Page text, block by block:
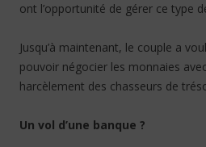
ont l’opportunité de gérer ce type
Jusqu’à maintenant, le couple a
pouvoir négocier les monnaies
harcèlement des chasseurs de
Un vol d’une banque ?